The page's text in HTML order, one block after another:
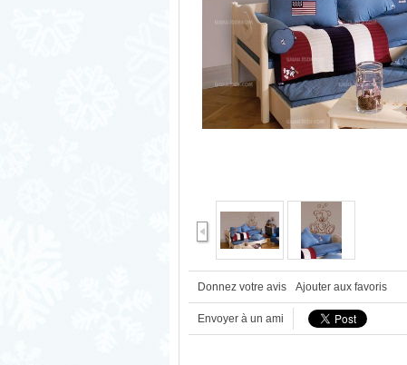
Donnez votre avis Ajouter aux favoris
Envoyer à un ami